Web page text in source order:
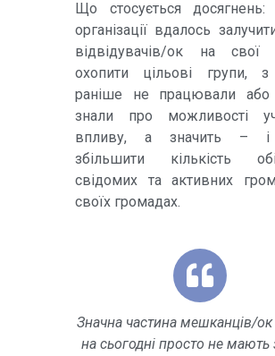
Що стосується досягнень:
організації вдалось
відвідувачів/ок на свої
охопити цільові групи,
раніше не працювали або
знали про можливості
впливу, а значить – і
збільшити кількість
свідомих та активних
своїх громадах.
Значна частина мешканців/
на сьогодні просто не мають